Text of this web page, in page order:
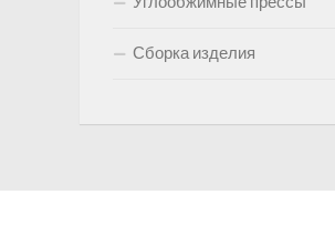
Сборка изделия